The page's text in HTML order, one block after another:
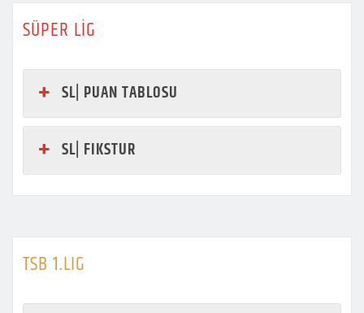
SÜPER LİG
SL| PUAN TABLOSU
SL| FIKSTUR
TSB 1.LIG